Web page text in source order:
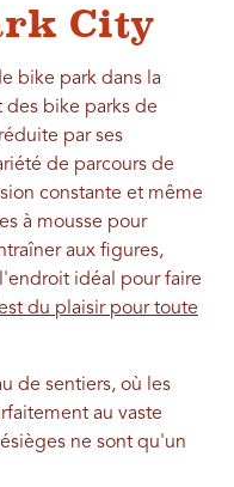
City
bike park dans la
bike parks de
par ses
de parcours de
constante et même
à mousse pour
aux figures,
idéal pour faire
du plaisir pour toute
de sentiers, où les
au vaste
ne sont qu'un